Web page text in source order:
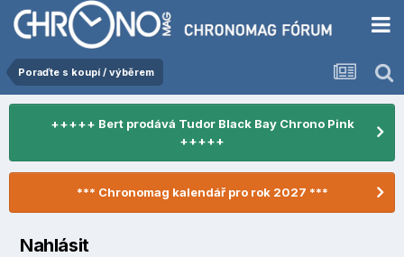
Poraďte s koupí / výběrem
+++++ Bert prodává Tudor Black Bay Chrono Pink
+++++
*** Chronomag kalendář pro rok 2027 ***
Nahlásit